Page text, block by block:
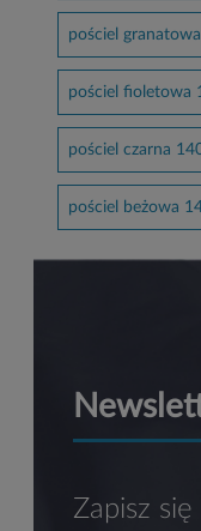
pościel
pościel fioletowa
pościel czarna
pościel beżowa
Zapisz